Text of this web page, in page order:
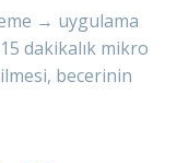
→ uygulama
dakikalık mikro
becerinin